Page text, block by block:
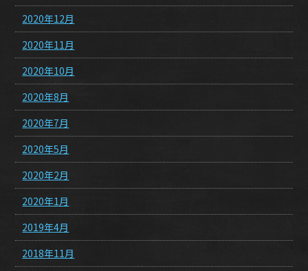
2020年12月
2020年11月
2020年10月
2020年8月
2020年7月
2020年5月
2020年2月
2020年1月
2019年4月
2018年11月